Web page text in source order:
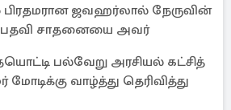
பிரதமரான ஜவஹர்லால் நேருவின்
பதவி சாதனையை அவர்
பல்வேறு அரசியல் கட்சித்
வாழ்த்து தெரிவித்து